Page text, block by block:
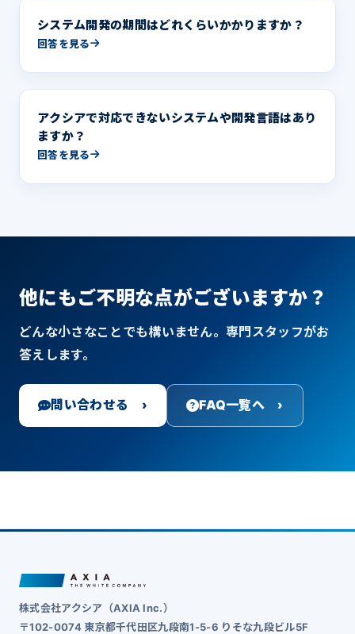
システム開発の期間はどれくらいかかりますか？
回答を見る
アクシアで対応できないシステムや開発言語はあり
ますか？
回答を見る
他にもご不明な点がございますか？
どんな小さなことでも構いません。専門スタッフがお
答えします。
問い合わせる › FAQ一覧へ ›
株式会社アクシア（AXIA Inc.）
〒102-0074 東京都千代田区九段南1-5-6 りそな九段ビル5F